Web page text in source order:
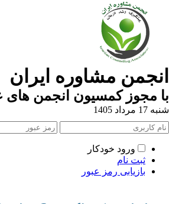
مشاوره ایران
مجوز کمسیون انجمن های
مرداد 1405
ورود خودکار
ثبت نام
بازیابی رمز عبور